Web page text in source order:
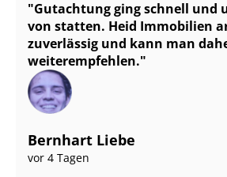
Gutachtung ging schnell und
von statten. Heid Immobilien
zuverlässig und kann man
weiterempfehlen.
Bernhart Liebe
vor 4 Tagen